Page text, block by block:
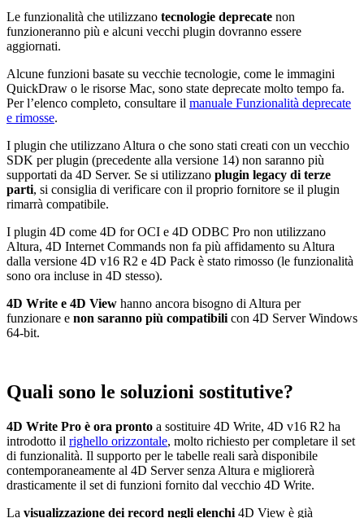
Le funzionalità che utilizzano tecnologie deprecate non
funzioneranno più e alcuni vecchi plugin dovranno essere
aggiornati.
Alcune funzioni basate su vecchie tecnologie, come le immagini
QuickDraw o le risorse Mac, sono state deprecate molto tempo fa.
Per l’elenco completo, consultare il manuale Funzionalità deprecate
e rimosse.
I plugin che utilizzano Altura o che sono stati creati con un vecchio
SDK per plugin (precedente alla versione 14) non saranno più
supportati da 4D Server. Se si utilizzano plugin legacy di terze
parti, si consiglia di verificare con il proprio fornitore se il plugin
rimarrà compatibile.
I plugin 4D come 4D for OCI e 4D ODBC Pro non utilizzano
Altura, 4D Internet Commands non fa più affidamento su Altura
dalla versione 4D v16 R2 e 4D Pack è stato rimosso (le funzionalità
sono ora incluse in 4D stesso).
4D Write e 4D View hanno ancora bisogno di Altura per
funzionare e non saranno più compatibili con 4D Server Windows
64-bit.
Quali sono le soluzioni sostitutive?
4D Write Pro è ora pronto a sostituire 4D Write, 4D v16 R2 ha
introdotto il righello orizzontale, molto richiesto per completare il set
di funzionalità. Il supporto per le tabelle reali sarà disponibile
contemporaneamente al 4D Server senza Altura e migliorerà
drasticamente il set di funzioni fornito dal vecchio 4D Write.
La visualizzazione dei record negli elenchi 4D View è già